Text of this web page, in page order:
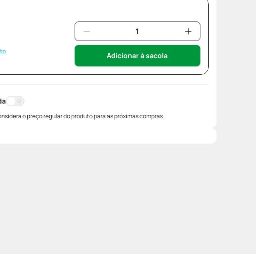
Adicionar à sacola
o preço regular do produto para as próximas compras.